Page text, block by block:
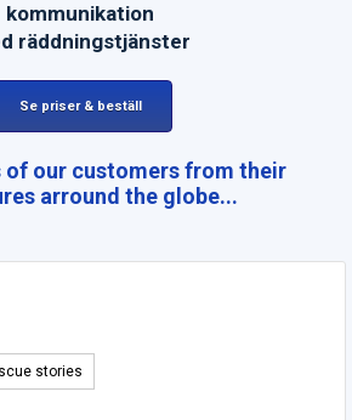
kommunikation
räddningstjänster
Se priser & beställ
of our customers from their
arround the globe...
stories